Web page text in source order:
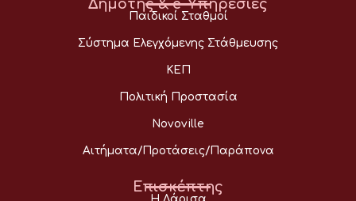
Δημότης & e-Υπηρεσίες
Παιδικοί Σταθμοί
Σύστημα Ελεγχόμενης Στάθμευσης
ΚΕΠ
Πολιτική Προστασία
Novoville
Αιτήματα/Προτάσεις/Παράπονα
Επισκέπτης